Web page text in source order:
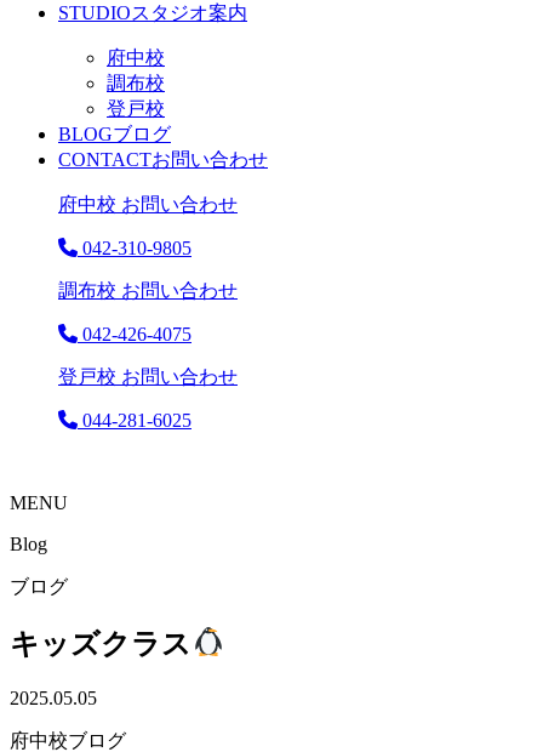
STUDIOスタジオ案内
府中校
調布校
登戸校
BLOGブログ
CONTACTお問い合わせ
府中校 お問い合わせ
042-310-9805
調布校 お問い合わせ
042-426-4075
登戸校 お問い合わせ
044-281-6025
MENU
Blog
ブログ
キッズクラス
2025.05.05
府中校ブログ